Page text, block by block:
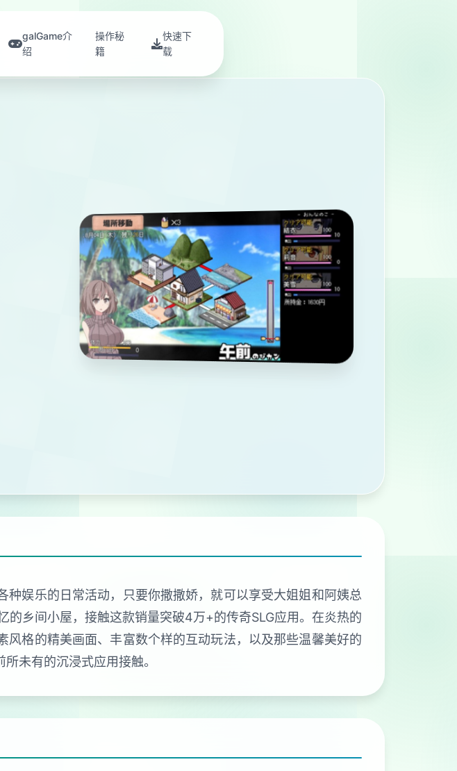
galGame介
绍
操作秘
籍
快速下
载
娱乐的日常活动，只要你撒撒娇，就可以享受大姐姐和阿姨总
乡间小屋，接触这款销量突破4万+的传奇SLG应用。在炎热的
格的精美画面、丰富数个样的互动玩法，以及那些温馨美好的
未有的沉浸式应用接触。